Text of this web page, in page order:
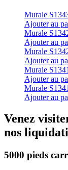
Murale
Ajouter au
Murale
Ajouter au
Murale
Ajouter au
Murale
Ajouter au
Murale
Ajouter au
Venez
nos
5000 pieds